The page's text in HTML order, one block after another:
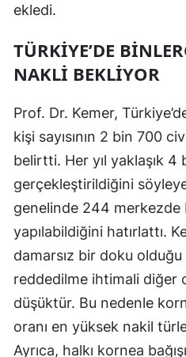
ekledi.
TÜRKIYE’DE
NAKLI BEKLIYOR
Prof. Dr. Kemer,
kişi sayısının 2 bin 700
belirtti. Her yıl yaklaşık
gerçekleştirildiğini
genelinde 244 merkezde
yapılabildiğini hatırlattı.
damarsız bir doku
reddedilme ihtimali diğer
düşüktür. Bu nedenle
oranı en yüksek nakil
Ayrıca, halkı kornea